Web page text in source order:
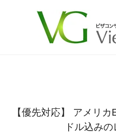
【優先対応】 アメリ
ドル込み